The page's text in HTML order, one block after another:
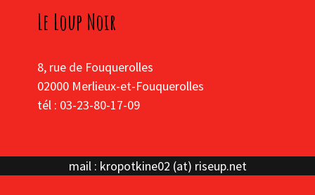
Le Loup Noir
8, rue de Fouquerolles
02000 Merlieux-et-Fouquerolles
tél : 03-23-80-17-09
mail : kropotkine02 (at) riseup.net